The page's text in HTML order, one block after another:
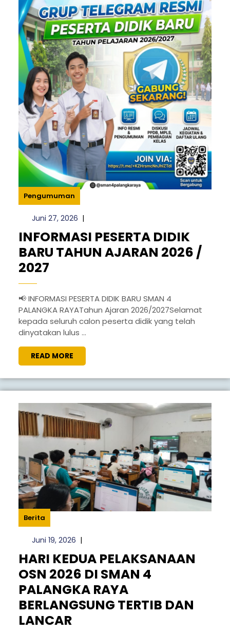
Pengumuman
Juni 27, 2026Juni
2026
|
INFORMASI PESERTA DIDIK
BARU TAHUN AJARAN 2026 /
2027
DIDIK
BARU
TAHUN
AJARAN
2026
/
2027
📢 INFORMASI PESERTA DIDIK BARU SMAN 4
PALANGKA RAYATahun Ajaran 2026/2027Selamat
kepada seluruh calon peserta didik yang telah
dinyatakan lulus ...
READ MORE
MORE
Berita
Juni 19, 2026Juni
2026
|
HARI KEDUA PELAKSANAAN
OSN 2026 DI SMAN 4
PALANGKA RAYA
BERLANGSUNG TERTIB DAN
LANCARHARI